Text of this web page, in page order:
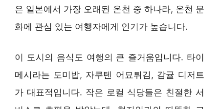
은 일본에서 가장 오래된 온천 중 하나라, 온천 문
화에 관심 있는 여행자에게 인기가 높습니다.
이 도시의 음식도 여행의 큰 즐거움입니다. 타이
메시라는 도미밥, 자쿠텐 어묘튀김, 감귤 디저트
가 대표적입니다. 작은 로컬 식당들은 친절한 서